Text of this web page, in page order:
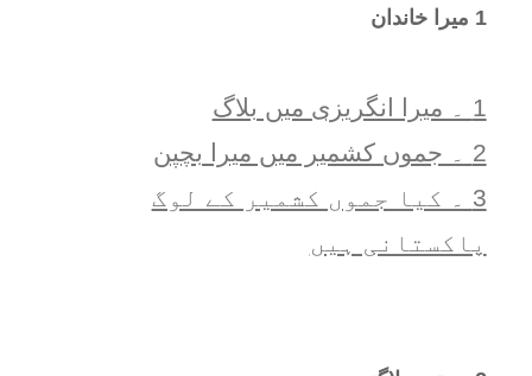
1 ميرا خاندان
1 ۔ ميرا انگريزی ميں بلاگ
2 ۔ جموں کشمیر میں میرا بچپن
3 ۔ کیا جموں کشمیر کے لوگ
پاکستانی ہیں